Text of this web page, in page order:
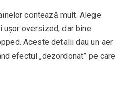
contează mult. Alege
oversized, dar bine
Aceste detalii dau un aer
efectul „dezordonat” pe care